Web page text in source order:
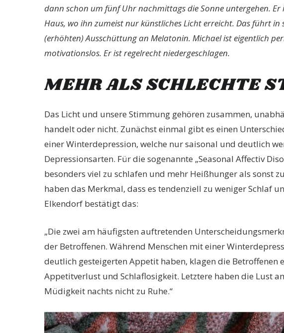
dann schon um fünf Uhr nachmittags die Sonne untergehen.
Haus, wo ihn zumeist nur künstliches Licht erreicht. Das führt
(erhöhten) Ausschüttung an Melatonin. Michael ist eigentlich
motivationslos. Er ist regelrecht niedergeschlagen.
MEHR ALS SCHLECHTE
Das Licht und unsere Stimmung gehören zusammen,
handelt oder nicht. Zunächst einmal gibt es einen
einer Winterdepression, welche nur saisonal und deutlich
Depressionsarten. Für die sogenannte „Seasonal Affectiv
besonders viel zu schlafen und mehr Heißhunger als sonst
haben das Merkmal, dass es tendenziell zu weniger Schlaf
Elkendorf bestätigt das:
„Die zwei am häufigsten auftretenden
der Betroffenen. Während Menschen mit einer
deutlich gesteigerten Appetit haben, klagen die
Appetitverlust und Schlaflosigkeit. Letztere haben die Lust
Müdigkeit nachts nicht zu Ruhe.“